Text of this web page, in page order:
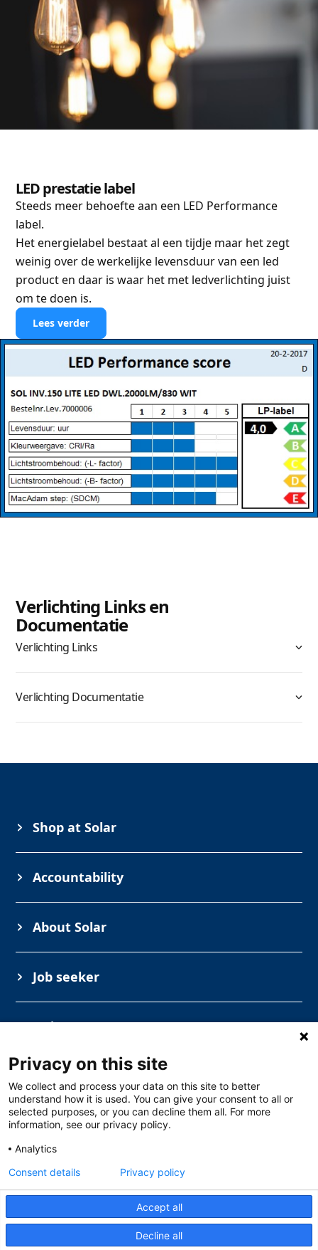
LED prestatie label
Steeds meer behoefte aan een LED Performance
label.
Het energielabel bestaat al een tijdje maar het zegt
weinig over de werkelijke levensduur van een led
product en daar is waar het met ledverlichting juist
om te doen is.
Lees verder
Verlichting Links en
Documentatie
Verlichting Links
Verlichting Documentatie
Shop at Solar
Accountability
About Solar
Job seeker
Industry
Solar Nederland
Toermalijnstraat 7, 1812 RL Alkmaar
Monday – Thursday at 6 a.m. to 4 p.m. and
Friday at 6-14. Read more.
Privacy on this site
We collect and process your data on this site to better
understand how it is used. You can give your consent to all or
selected purposes, or you can decline them all. For more
information, see our privacy policy.
Analytics
Accept all
Decline all
Consent details Privacy policy